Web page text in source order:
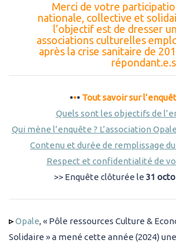
Merci de votre
nationale, collective et
l’objectif est de dresser
associations culturelles
après la crise sanitaire de
répondant.e.s
••• Tout savoir sur
Quels sont les objectifs de
Qui mène l’enquête ? L’association
Contenu et durée de remplissage
Respect et confidentialité de
>> Enquête clôturée le 31
▹Opale, « Pôle ressources Culture &
Solidaire » a mené cette année (2024)